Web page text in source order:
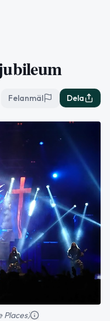
Felanmäl Dela
Places)